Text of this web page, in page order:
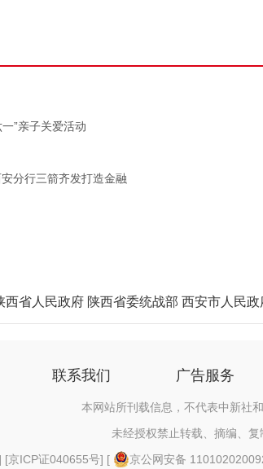
”亲子关爱活动
分行三箭齐发打造金融
西省人民政府 陕西省委统战部 西安市人民政
联系我们 广告服务
本网站所刊载信息，不代表中新社
未经授权禁止转载、摘编、
[京ICP证040655号] [ 京公网安备